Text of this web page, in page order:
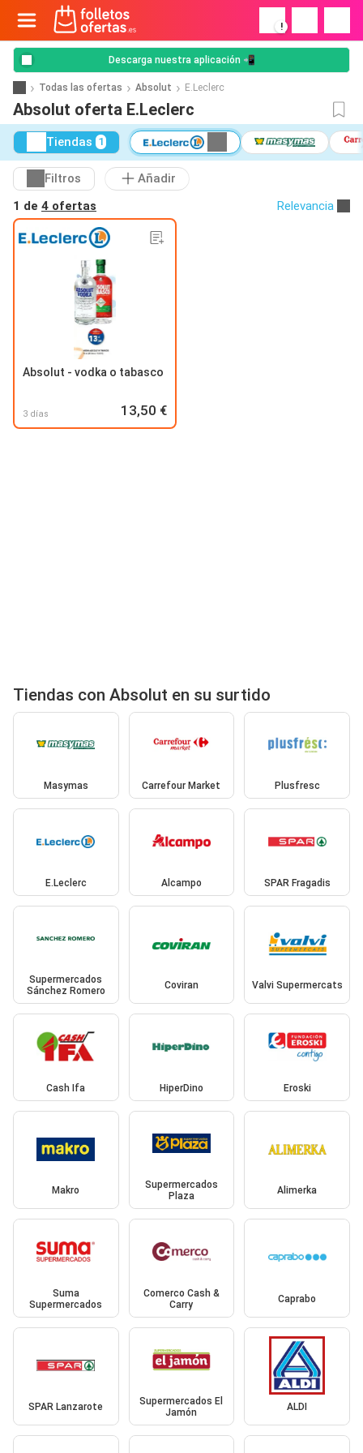
!
Descarga nuestra aplicación 📲
Todas las ofertas Absolut E.Leclerc
Absolut oferta E.Leclerc
Tiendas 1
Filtros
Añadir
1 de 4 ofertas Relevancia
Absolut - vodka o tabasco
3 días 13,50 €
Tiendas con Absolut en su surtido
Masymas Carrefour Market Plusfresc
E.Leclerc Alcampo SPAR Fragadis
Supermercados
Sánchez Romero
Coviran Valvi Supermercats
Cash Ifa HiperDino Eroski
Makro
Supermercados
Plaza
Alimerka
Suma
Supermercados
Comerco Cash &
Carry
Caprabo
SPAR Lanzarote
Supermercados El
Jamón
ALDI